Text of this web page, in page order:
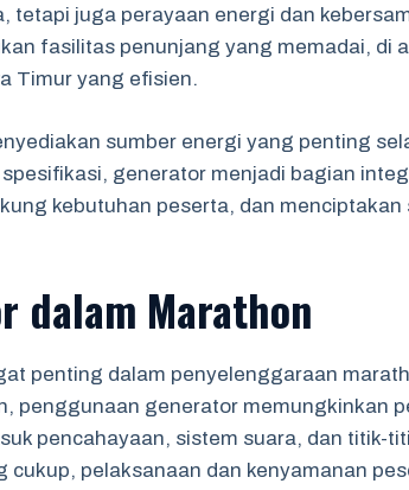
tetapi juga perayaan energi dan
fasilitas penunjang yang memadai, di
Timur yang efisien.
sumber energi yang penting
generator menjadi bagian
kebutuhan peserta, dan menciptakan
dalam Marathon
penting dalam penyelenggaraan
penggunaan generator memungkinkan
pencahayaan, sistem suara, dan titik-
cukup, pelaksanaan dan kenyamanan